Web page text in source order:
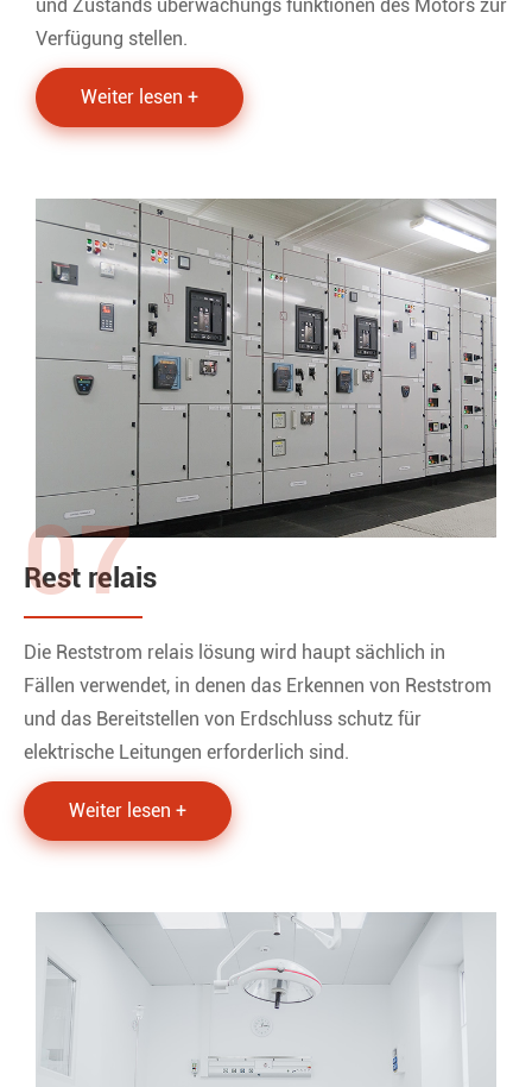
und Zustands überwachungs funktionen des Motors zur
Verfügung stellen.
Weiter lesen +
Rest relais
07
Die Reststrom relais lösung wird haupt sächlich in
Fällen verwendet, in denen das Erkennen von Reststrom
und das Bereitstellen von Erdschluss schutz für
elektrische Leitungen erforderlich sind.
Weiter lesen +